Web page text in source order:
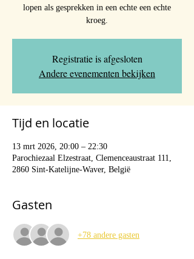
lopen als gesprekken in een echte een echte
kroeg.
Registratie is afgesloten
Andere evenementen bekijken
Tijd en locatie
13 mrt 2026, 20:00 – 22:30
Parochiezaal Elzestraat, Clemenceaustraat 111,
2860 Sint-Katelijne-Waver, België
Gasten
+78 andere gasten